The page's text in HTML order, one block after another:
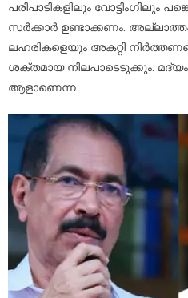
പരിപാടികളിലും
സര്‍ക്കാര്‍ ഉണ്ടാക്കണം.
ലഹരികളെയും അകറ്റി
ശക്തമായ നിലപാടെടുക്കും.
ആളാണെന്ന